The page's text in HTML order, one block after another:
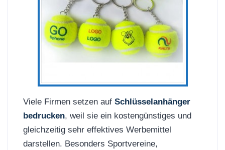
Viele Firmen setzen auf Schlüsselanhänger
bedrucken, weil sie ein kostengünstiges und
gleichzeitig sehr effektives Werbemittel
darstellen. Besonders Sportvereine,